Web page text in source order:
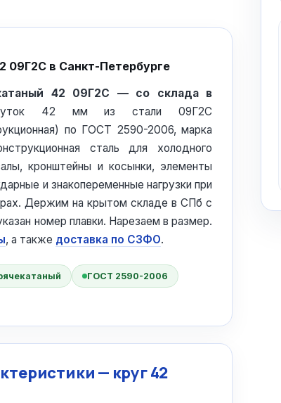
09Г2С в Санкт-Петербурге
42 09Г2С — со склада в
42 мм из стали 09Г2С
по ГОСТ 2590-2006, марка
сталь для холодного
кронштейны и косынки, элементы
и знакопеременные нагрузки при
Держим на крытом складе в СПб с
номер плавки. Нарезаем в размер.
, а также доставка по СЗФО.
ГОСТ 2590-2006
— круг 42